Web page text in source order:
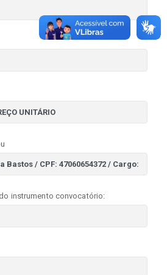
instrumento convocatório: